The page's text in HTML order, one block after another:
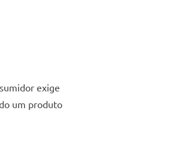
exige
um produto